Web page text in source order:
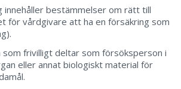
innehåller bestämmelser om rätt till
för vårdgivare att ha en försäkring som
frivilligt deltar som försöksperson i
eller annat biologiskt material för